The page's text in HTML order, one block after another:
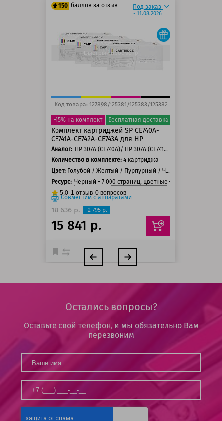
150 баллов за отзыв
125 баллов
150 баллов
Под заказ
~ 11.08.2026
Быстрый просмотр
Код товара: 127898/125381/125383/125382
-15% на комплект Бесплатная доставка
Комплект картриджей SP CE740A-
CE741A-CE742A-CE743A для HP
Аналог:
HP 307A (CE740A)/ HP 307A (CE741A)/ HP 307A (CE742A)/ HP 307A (CE743A)
Количество в комплекте: 4 картриджа
Цвет: Голубой / Желтый / Пурпурный / Черный
Ресурс: Черный - 7 000 страниц, цветные - 7 300 страниц
5.0 1 отзыв 0 вопросов
Совместим с аппаратами
18 636 р. -2 795 р.
15 841 р.
Остались вопросы?
Оставьте свой телефон, и мы обязательно Вам
перезвоним